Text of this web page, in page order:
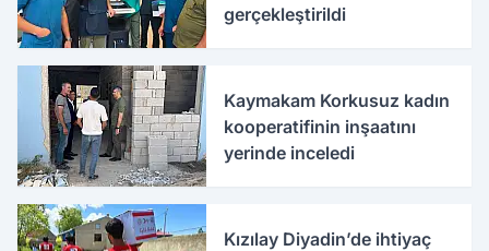
gerçekleştirildi
Kaymakam Korkusuz kadın
kooperatifinin inşaatını
yerinde inceledi
Kızılay Diyadin’de ihtiyaç